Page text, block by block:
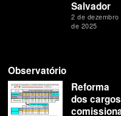
Salvador
2 de dezembro
de 2025
Observatório
Reforma
dos cargos